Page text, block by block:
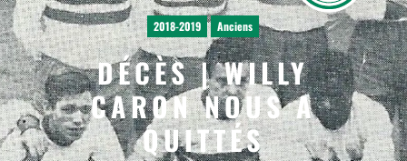
2018-2019 Anciens
DÉCÈS | WILLY
CARON NOUS A
QUITTÉS